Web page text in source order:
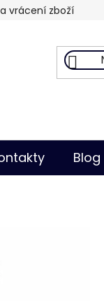
vrácení zboží
Blog